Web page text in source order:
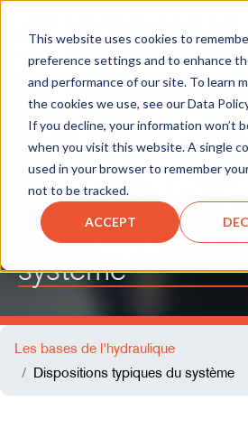
This website uses cookies to
preference settings and to enhance
and performance of our site. To learn
the cookies we use, see our Data
If you decline, your information won’t
when you visit this website. A single
used in your browser to remember
not to be tracked.
ACCEPT
Dispositions
système
Les bases de l'hydraulique
Dispositions typiques du système